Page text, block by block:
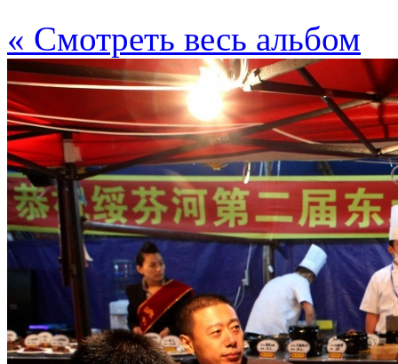
« Cмотреть весь альбом